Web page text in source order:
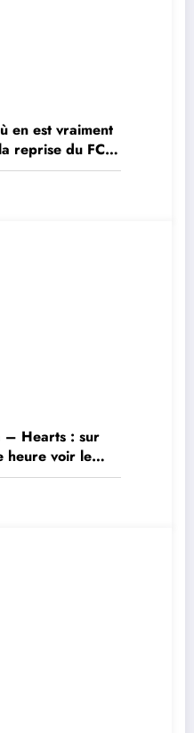
en est vraiment
reprise du FC
– Hearts : sur
heure voir le